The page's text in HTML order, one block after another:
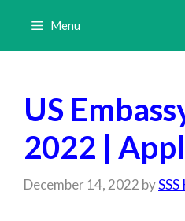
content
Menu
US
2022 |
December 14, 2022 by